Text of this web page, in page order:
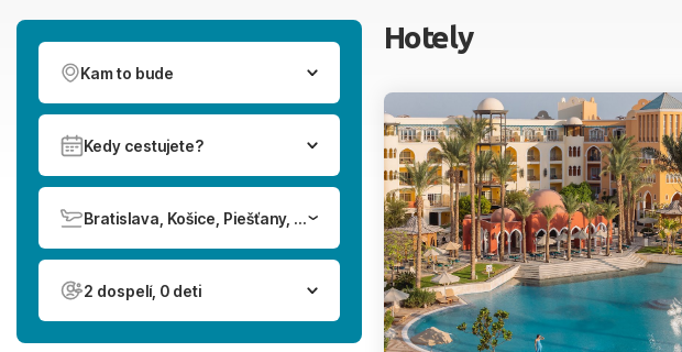
Kam to bude
Kedy cestujete?
Bratislava, Košice, Piešťany, Poprad
2 dospelí, 0 deti
Hotely